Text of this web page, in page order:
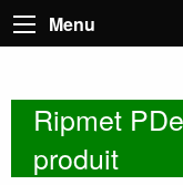
Menu
Ripmet
produit